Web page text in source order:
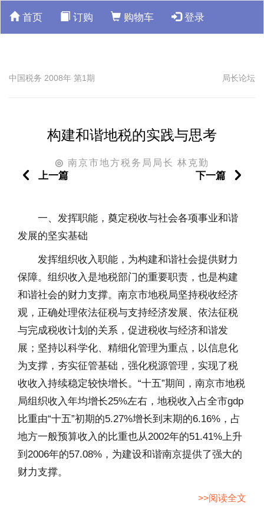
首页 订购 购物车 登录
中国税务 2008年 第1期 局长论坛
构建和谐地税的实践与思考
◎ 南京市地方税务局局长 林克勤
上一篇
下一篇
一、发挥职能，奠定税收与社会各项事业和谐
发展的坚实基础
发挥组织收入职能，为构建和谐社会提供财力
保障。组织收入是地税部门的重要职责，也是构建
和谐社会的财力支撑。南京市地税局坚持税收经济
观，正确处理依法征税与支持经济发展、依法征税
与完成税收计划的关系，促进税收与经济和谐发
展；坚持以科学化、精细化管理为重点，以信息化
为支撑，夯实征管基础，强化税源管理，实现了税
收收入持续稳定较快增长。“十五”期间，南京市地税
局组织收入年均增长25%左右，地税收入占全市gdp
比重由“十五”初期的5.27%增长到末期的6.16%，占
地方一般预算收入的比重也从2002年的51.41%上升
到2006年的57.08%，为建设和谐南京提供了强大的
财力支撑。
>>阅读全文